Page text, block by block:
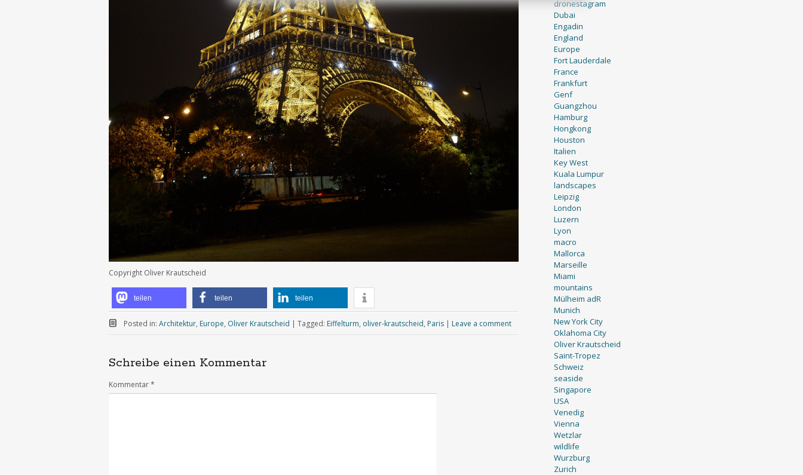
Copyright Oliver Krautscheid
teilen teilen teilen
Posted in: Architektur, Europe, Oliver Krautscheid | Tagged: Eiffelturm, oliver-krautscheid, Paris | Leave a comment
Schreibe einen Kommentar
Kommentar*
dronestagram
Dubai
Engadin
England
Europe
Fort Lauderdale
France
Frankfurt
Genf
Guangzhou
Hamburg
Hongkong
Houston
Italien
Key West
Kuala Lumpur
landscapes
Leipzig
London
Luzern
Lyon
macro
Mallorca
Marseille
Miami
mountains
Mülheim adR
Munich
New York City
Oklahoma City
Oliver Krautscheid
Saint-Tropez
Schweiz
seaside
Singapore
USA
Venedig
Vienna
Wetzlar
wildlife
Wurzburg
Zurich